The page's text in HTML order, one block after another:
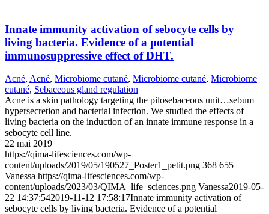
Innate immunity activation of sebocyte cells by
living bacteria. Evidence of a potential
immunosuppressive effect of DHT.
Acné, Acné, Microbiome cutané, Microbiome cutané, Microbiome
cutané, Sebaceous gland regulation
Acne is a skin pathology targeting the pilosebaceous unit…sebum
hypersecretion and bacterial infection. We studied the effects of
living bacteria on the induction of an innate immune response in a
sebocyte cell line.
22 mai 2019
https://qima-lifesciences.com/wp-
content/uploads/2019/05/190527_Poster1_petit.png 368 655
Vanessa https://qima-lifesciences.com/wp-
content/uploads/2023/03/QIMA_life_sciences.png Vanessa2019-05-
22 14:37:542019-11-12 17:58:17Innate immunity activation of
sebocyte cells by living bacteria. Evidence of a potential